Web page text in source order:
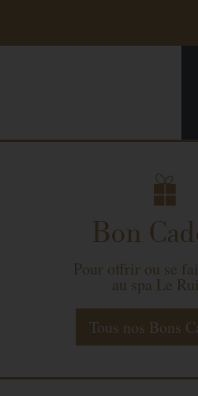
Bon
Pour offrir ou se
au spa Le
Tous nos Bons